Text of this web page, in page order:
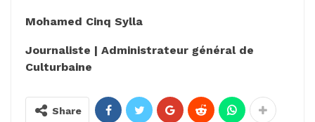
Mohamed Cinq Sylla
Journaliste | Administrateur général de
Culturbaine
Share